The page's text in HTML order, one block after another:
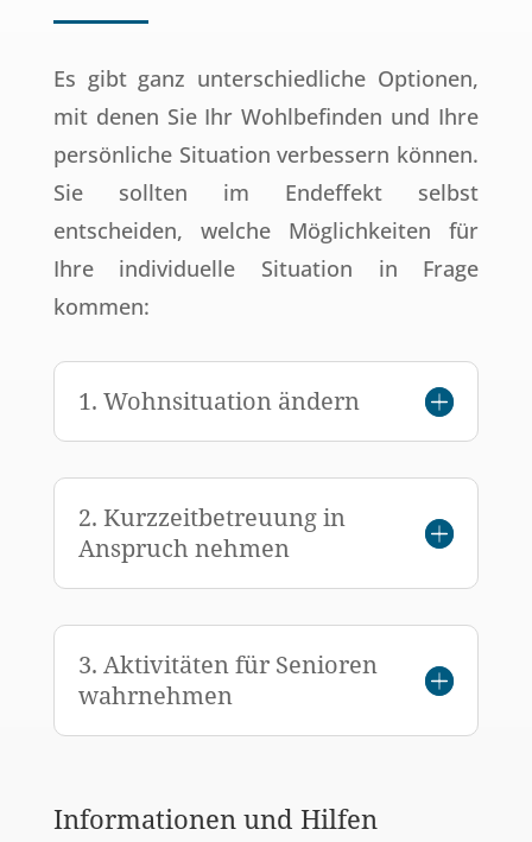
Es gibt ganz unterschiedliche Optionen,
mit denen Sie Ihr Wohlbefinden und Ihre
persönliche Situation verbessern können.
Sie sollten im Endeffekt selbst
entscheiden, welche Möglichkeiten für
Ihre individuelle Situation in Frage
kommen:
1. Wohnsituation ändern
2. Kurzzeitbetreuung in
Anspruch nehmen
3. Aktivitäten für Senioren
wahrnehmen
Informationen und Hilfen